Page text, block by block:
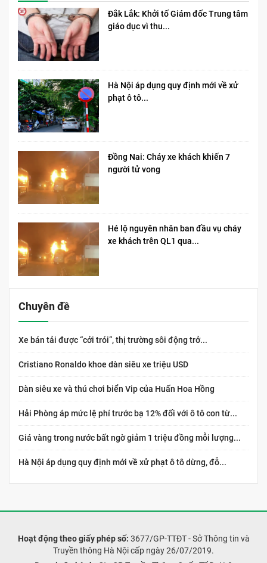
Đắk Lắk: Khởi tố Giám đốc Trung tâm
giáo dục vì thu...
Hà Nội áp dụng quy định mới về xử
phạt ô tô...
Đồng Nai: Cháy xe khách khiến 7
người tử vong​
Hé lộ nguyên nhân ban đầu vụ cháy
xe khách trên QL1 qua...
Chuyên đề
Xe bán tải được “cởi trói”, thị trường sôi động trở...
Cristiano Ronaldo khoe dàn siêu xe triệu USD
Dàn siêu xe và thú chơi biển Vip của Huấn Hoa Hồng
Hải Phòng áp mức lệ phí trước bạ 12% đối với ô tô con từ...
Giá vàng trong nước bất ngờ giảm 1 triệu đồng mỗi lượng...
Hà Nội áp dụng quy định mới về xử phạt ô tô dừng, đỗ...
Hoạt động theo giấy phép số: 3677/GP-TTĐT - Sở Thông tin và
Truyền thông Hà Nội cấp ngày 26/07/2019.